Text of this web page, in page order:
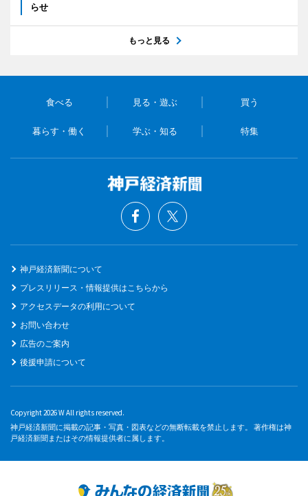
らせ
もっと見る
食べる 見る・遊ぶ 買う
暮らす・働く 学ぶ・知る 特集
神戸経済新聞について
プレスリリース・情報提供はこちらから
アクセスデータの利用について
お問い合わせ
広告のご案内
後援申請について
Copyright 2026 W All rights reserved.
神戸経済新聞に掲載の記事・写真・図表などの無断転載を禁止します。 著作権は神
戸経済新聞またはその情報提供者に属します。